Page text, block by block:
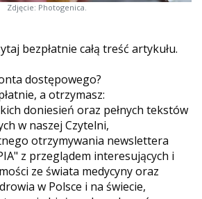
Zdjęcie: Photogenica.
bezpłatnie całą treść artykułu.
dostępowego?
a otrzymasz:
doniesień oraz pełnych tekstów
w naszej Czytelni,
otrzymywania newslettera
z przeglądem interesujących i
ze świata medycyny oraz
w Polsce i na świecie,